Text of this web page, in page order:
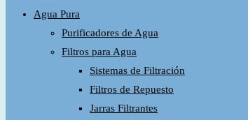
search
panel.
Agua Pura
Purificadores de Agua
Filtros para Agua
Sistemas de Filtración
Filtros de Repuesto
Jarras Filtrantes